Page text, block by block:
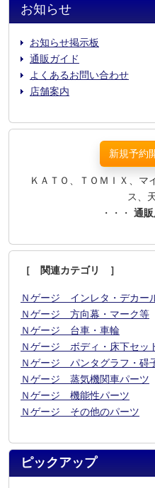
お知らせ
お知らせ掲示板
通販ガイド
よくあるお問い合わせ
店舗案内
新規予約
ＫＡＴＯ、ＴＯＭＩＸ、マ
ス、
・・・ 通
［ 関連カテゴリ ］
Ｎゲージ インレタ・デカー
Ｎゲージ 方向幕・マーク等
Ｎゲージ 台車・車輪
Ｎゲージ ボディ・床下セッ
Ｎゲージ パンタグラフ・碍
Ｎゲージ 蒸気機関車パーツ
Ｎゲージ 機能性パーツ
Ｎゲージ その他のパーツ
ピックアップ